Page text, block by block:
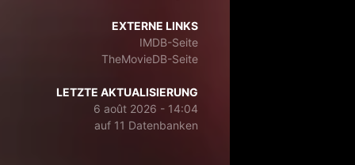
EXTERNE LINKS
IMDB-Seite
TheMovieDB-Seite
LETZTE AKTUALISIERUNG
6 août 2026 - 14:04
auf 11 Datenbanken